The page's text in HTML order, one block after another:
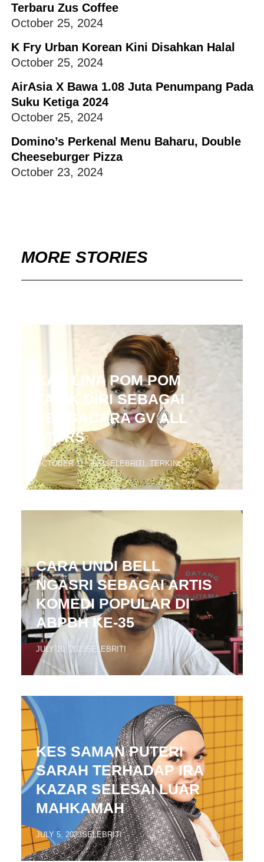
Terbaru Zus Coffee
October 25, 2024
K Fry Urban Korean Kini Disahkan Halal
October 25, 2024
AirAsia X Bawa 1.08 Juta Penumpang Pada
Suku Ketiga 2024
October 25, 2024
Domino’s Perkenal Menu Baharu, Double
Cheeseburger Pizza
October 23, 2024
MORE STORIES
KAK LINA POM POM
TARIK DIRI SEBAGAI
PENGACARA GV ALL
STARS
OCTOBER 11, 2023SELEBRITI , TERKINI
CARA UNDI BELL
NGASRI SEBAGAI ARTIS
KOMEDI POPULAR DI
ABPBH KE-35
JULY 10, 2023SELEBRITI
KES SAMAN PUTERI
SARAH TERHADAP IRA
KAZAR SELESAI LUAR
MAHKAMAH
JULY 5, 2023SELEBRITI